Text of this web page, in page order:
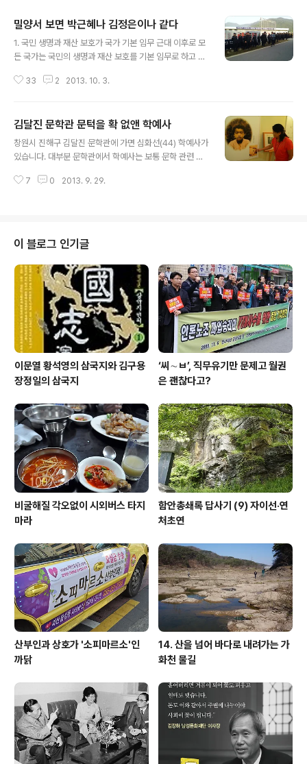
밀양서 보면 박근혜나 김정은이나 같다
1. 국민 생명과 재산 보호가 국가 기본 임무 근대 이후로 모
든 국가는 국민의 생명과 재산 보호를 기본 임무로 하고 있
대국가는 그 나라를 지배하는 왕조의 재산과 생명 보호에
습니다. 조선민주주의인민공화국(북한)과 대한민국이 그것
입니다. 북한이 그러하지 않다는 사실은 우리 사회 구성원
대부분이 알고 있습니다. 북한은 지배집단이 그 구성원을
러면서 세계 대부분 사람들이 반대하는데도 핵무기를 개발
33 2 2013. 10. 3.
김달진 문학관 문턱을 확 없앤 학예사
창원시 진해구 김달진 문학관에 가면 심화선(44) 학예사가
있습니다. 대부분 문학관에서 학예사는 보통 문학 관련 경
론 문학을 좋아하는 마음이야 없을 리 없지만, 대학 또는 대
범한 일터에서 일을 하는 사람이었다고 합니다. 1. ‘믿음직
하고 야무지고 착한’ 학예사 김달진문학관 관장인 이성모
마산대학교 교수(마산대 평생교육원 원장)를 스승으로 모
신 인연 때문에 이 일을 맡게 됐습니다. 김달진문학관은 2
005년 11월 문을 열었습니다. 문학관이 문을 열 때부터 학
예사를 하지는 않았습니다. 몇몇..
7 0 2013. 9. 29.
이 블로그 인기글
이문열 황석영의 삼국지와 김구용
장정일의 삼국지
‘씨∼ㅂ’, 직무유기만 문제고 월권
은 괜찮다고?
비굴해질 각오없이 시외버스 타지
마라
함안총쇄록 답사기 (9) 자이선·연
처초연
산부인과 상호가 '소피마르소'인
까닭
14. 산을 넘어 바다로 내려가는 가
화천 물길